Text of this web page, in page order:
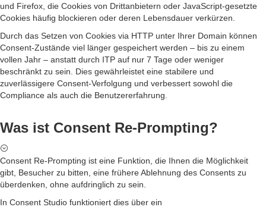
und Firefox, die Cookies von Drittanbietern oder JavaScript-gesetzte
Cookies häufig blockieren oder deren Lebensdauer verkürzen.
Durch das Setzen von Cookies via HTTP unter Ihrer Domain können
Consent-Zustände viel länger gespeichert werden – bis zu einem
vollen Jahr – anstatt durch ITP auf nur 7 Tage oder weniger
beschränkt zu sein. Dies gewährleistet eine stabilere und
zuverlässigere Consent-Verfolgung und verbessert sowohl die
Compliance als auch die Benutzererfahrung.
Was ist Consent Re-Prompting?
Consent Re-Prompting ist eine Funktion, die Ihnen die Möglichkeit
gibt, Besucher zu bitten, eine frühere Ablehnung des Consents zu
überdenken, ohne aufdringlich zu sein.
In Consent Studio funktioniert dies über ein